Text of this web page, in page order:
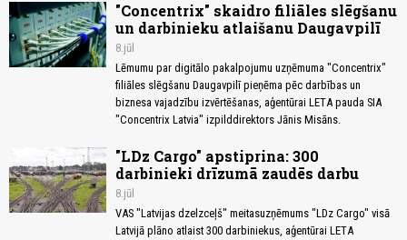
"Concentrix" skaidro filiāles slēgšanu
un darbinieku atlaišanu Daugavpilī
8.jūl
Lēmumu par digitālo pakalpojumu uzņēmuma "Concentrix"
filiāles slēgšanu Daugavpilī pieņēma pēc darbības un
biznesa vajadzību izvērtēšanas, aģentūrai LETA pauda SIA
"Concentrix Latvia" izpilddirektors Jānis Misāns.
"LDz Cargo" apstiprina: 300
darbinieki drīzumā zaudēs darbu
8.jūl
VAS "Latvijas dzelzceļš" meitasuzņēmums "LDz Cargo" visā
Latvijā plāno atlaist 300 darbiniekus, aģentūrai LETA